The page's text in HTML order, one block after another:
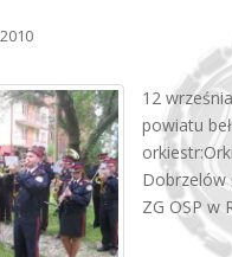
12
powiatu
Dobrzelów
ZG OSP w